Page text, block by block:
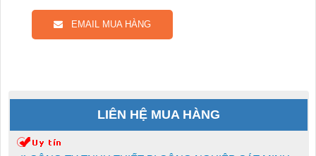
EMAIL MUA HÀNG
LIÊN HỆ MUA HÀNG